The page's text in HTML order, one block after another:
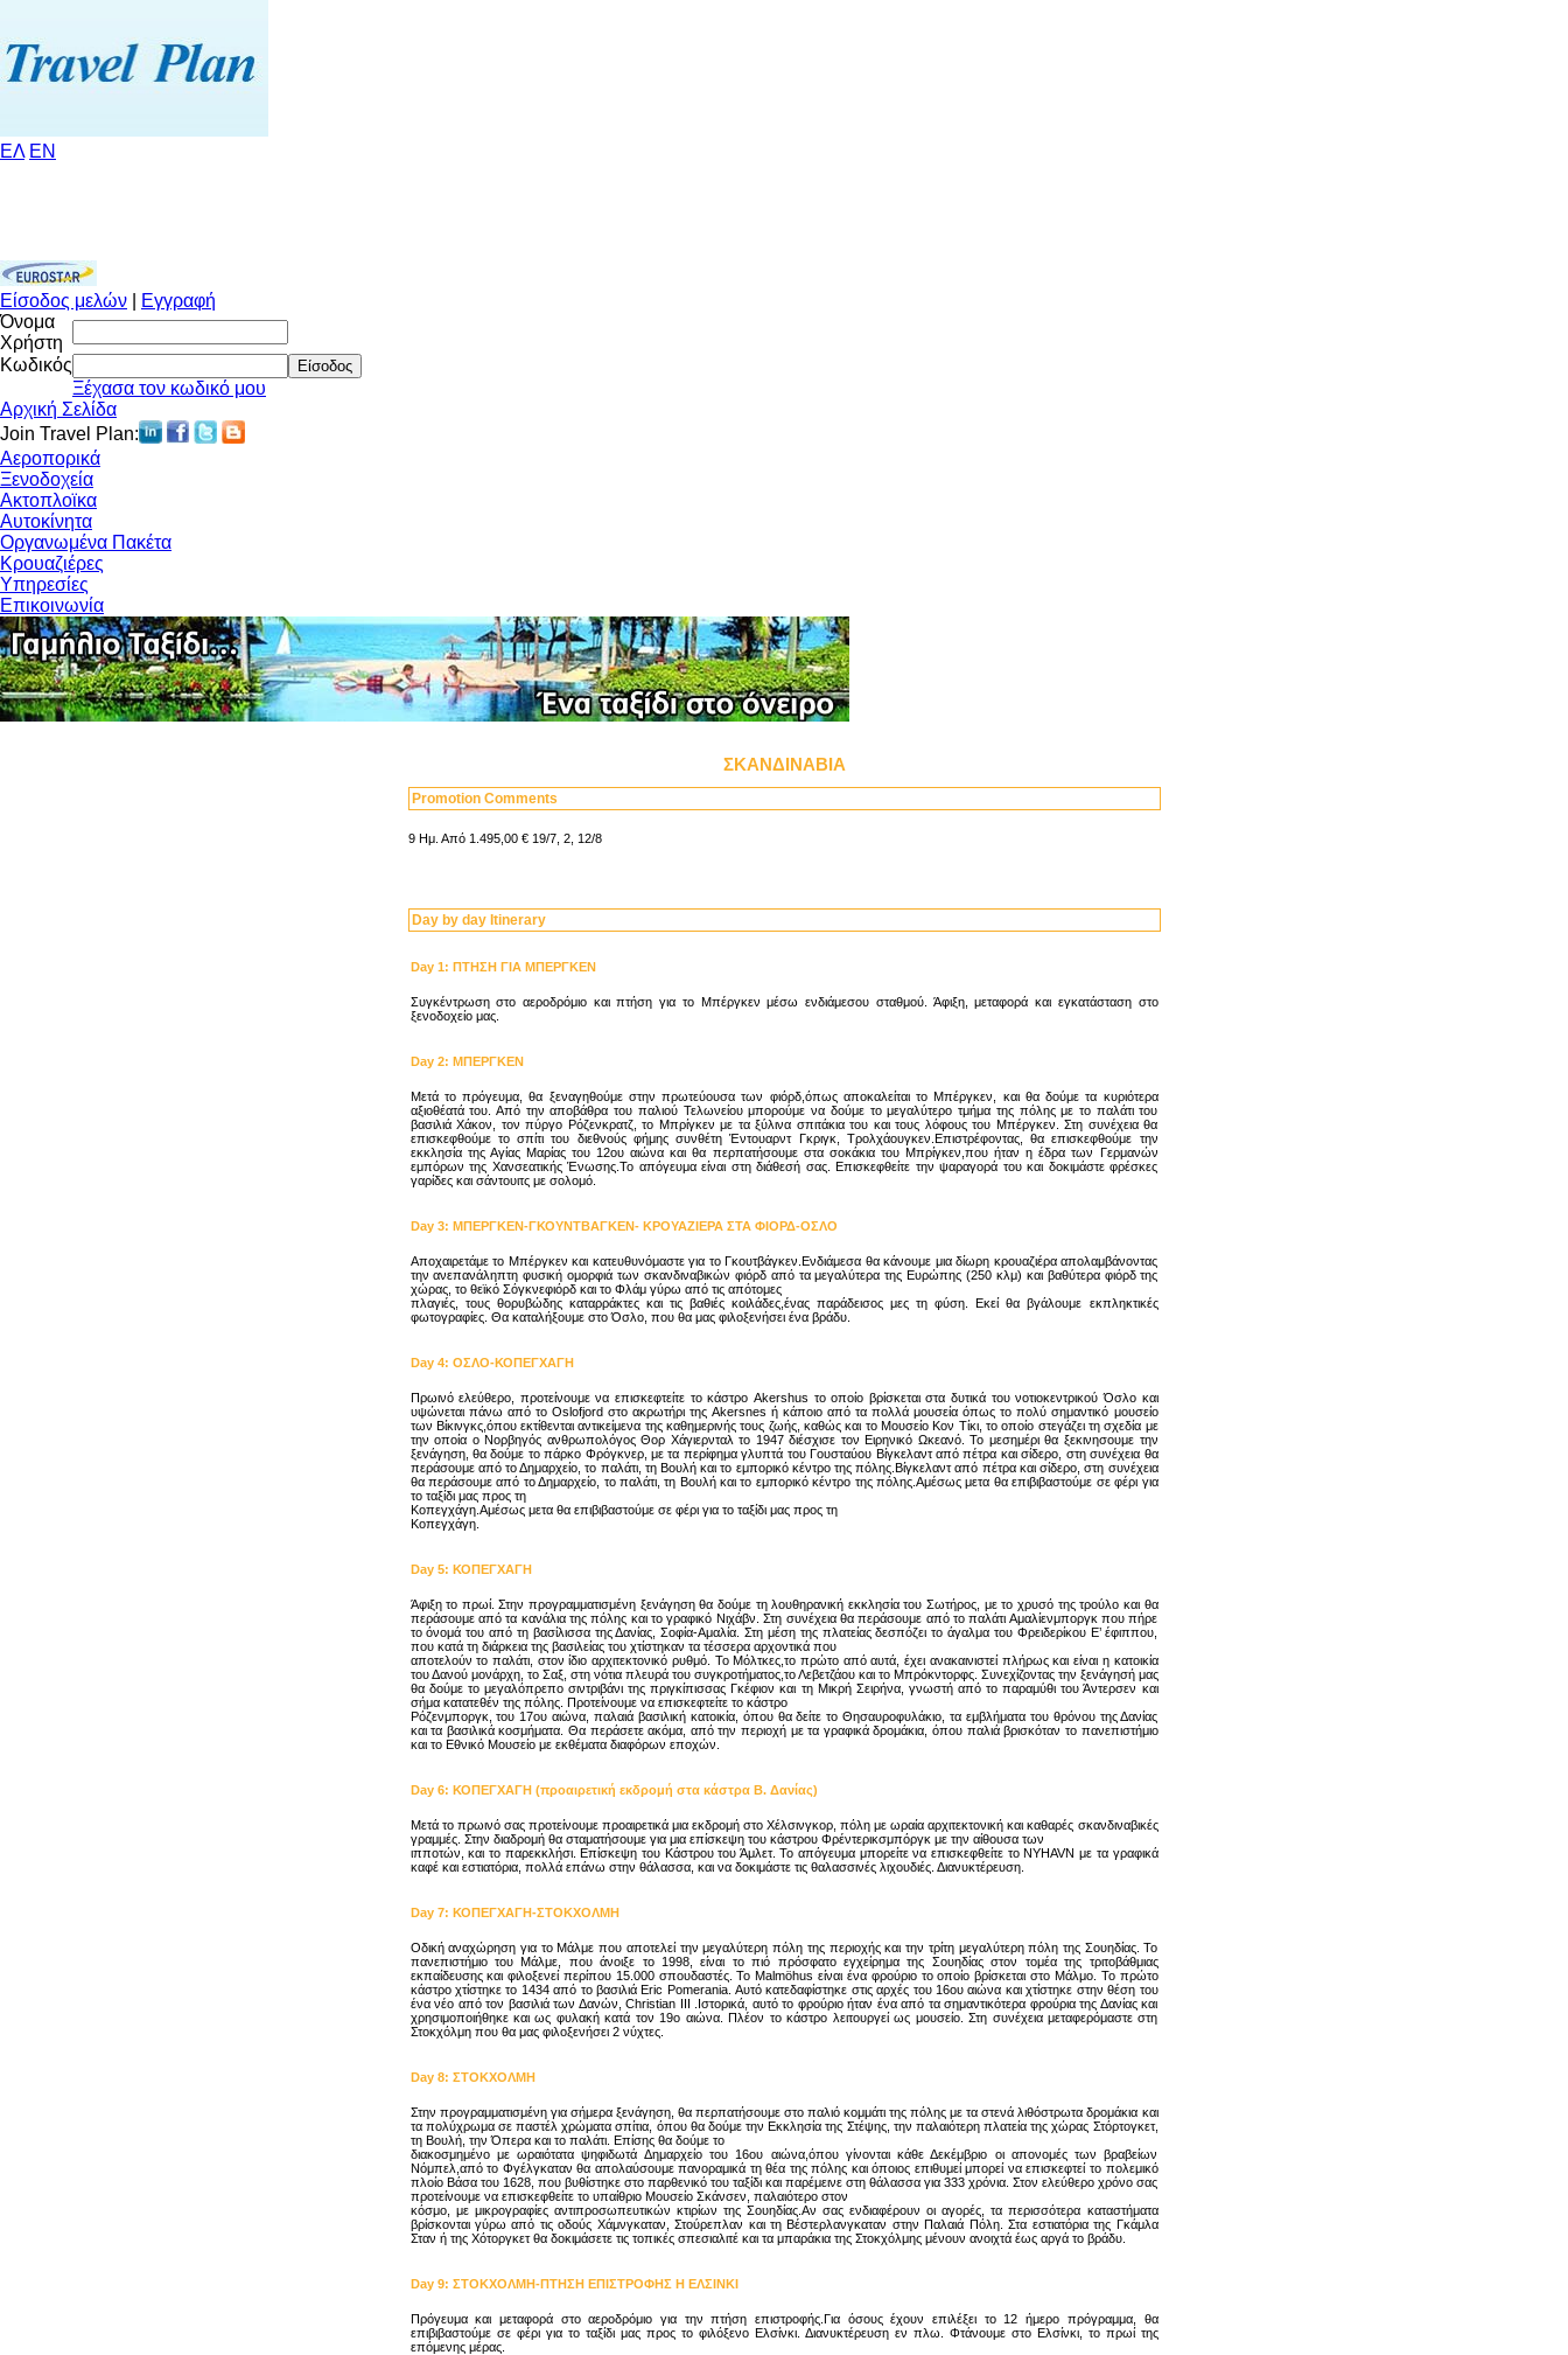
ΕΛ EN
Είσοδος μελών
Εγγραφή
Όνομα
Χρήστη
Κωδικός
Είσοδος
Ξέχασα τον κωδικό μου
Αρχική Σελίδα
Join Travel Plan:
Αεροπορικά
Ξενοδοχεία
Ακτοπλοϊκα
Αυτοκίνητα
Οργανωμένα Πακέτα
Κρουαζιέρες
Υπηρεσίες
Επικοινωνία
ΣΚΑΝΔΙΝΑΒΙΑ
Promotion Comments
9 Ημ. Από 1.495,00 € 19/7, 2, 12/8
Day by day Itinerary
Day 1: ΠΤΗΣΗ ΓΙΑ ΜΠΕΡΓΚΕΝ
Συγκέντρωση στο αεροδρόμιο και πτήση για το Μπέργκεν μέσω ενδιάμεσου σταθμού. Άφιξη, μεταφορά και εγκατάσταση στο
ξενοδοχείο μας.
Day 2: ΜΠΕΡΓΚΕΝ
Μετά το πρόγευμα, θα ξεναγηθούμε στην πρωτεύουσα των φιόρδ,όπως αποκαλείται το Μπέργκεν, και θα δούμε τα κυριότερα
αξιοθέατά του. Από την αποβάθρα του παλιού Τελωνείου μπορούμε να δούμε το μεγαλύτερο τμήμα της πόλης με το παλάτι του
βασιλιά Χάκον, τον πύργο Ρόζενκρατζ, το Μπρίγκεν με τα ξύλινα σπιτάκια του και τους λόφους του Μπέργκεν. Στη συνέχεια θα
επισκεφθούμε το σπίτι του διεθνούς φήμης συνθέτη Έντουαρντ Γκριγκ, Τρολχάουγκεν.Επιστρέφοντας, θα επισκεφθούμε την
εκκλησία της Αγίας Μαρίας του 12ου αιώνα και θα περπατήσουμε στα σοκάκια του Μπρίγκεν,που ήταν η έδρα των Γερμανών
εμπόρων της Χανσεατικής Ένωσης.Το απόγευμα είναι στη διάθεσή σας. Επισκεφθείτε την ψαραγορά του και δοκιμάστε φρέσκες
γαρίδες και σάντουιτς με σολομό.
Day 3: ΜΠΕΡΓΚΕΝ-ΓΚΟΥΝΤΒΑΓΚΕΝ- ΚΡΟΥΑΖΙΕΡΑ ΣΤΑ ΦΙΟΡΔ-ΟΣΛΟ
Αποχαιρετάμε το Μπέργκεν και κατευθυνόμαστε για το Γκουτβάγκεν.Ενδιάμεσα θα κάνουμε μια δίωρη κρουαζιέρα απολαμβάνοντας
την ανεπανάληπτη φυσική ομορφιά των σκανδιναβικών φιόρδ από τα μεγαλύτερα της Ευρώπης (250 κλμ) και βαθύτερα φιόρδ της
χώρας, το θεϊκό Σόγκνεφιόρδ και το Φλάμ γύρω από τις απότομες
πλαγιές, τους θορυβώδης καταρράκτες και τις βαθιές κοιλάδες,ένας παράδεισος μες τη φύση. Εκεί θα βγάλουμε εκπληκτικές
φωτογραφίες. Θα καταλήξουμε στο Όσλο, που θα μας φιλοξενήσει ένα βράδυ.
Day 4: ΟΣΛΟ-ΚΟΠΕΓΧΑΓΗ
Πρωινό ελεύθερο, προτείνουμε να επισκεφτείτε το κάστρο Akershus το οποίο βρίσκεται στα δυτικά του νοτιοκεντρικού Όσλο και
υψώνεται πάνω από το Oslofjord στο ακρωτήρι της Akersnes ή κάποιο από τα πολλά μουσεία όπως το πολύ σημαντικό μουσείο
των Βίκινγκς,όπου εκτίθενται αντικείμενα της καθημερινής τους ζωής, καθώς και το Μουσείο Κον Τίκι, το οποίο στεγάζει τη σχεδία με
την οποία ο Νορβηγός ανθρωπολόγος Θορ Χάγιερνταλ το 1947 διέσχισε τον Ειρηνικό Ωκεανό. Το μεσημέρι θα ξεκινησουμε την
ξενάγηση, θα δούμε το πάρκο Φρόγκνερ, με τα περίφημα γλυπτά του Γουσταύου Βίγκελαντ από πέτρα και σίδερο, στη συνέχεια θα
περάσουμε από το Δημαρχείο, το παλάτι, τη Βουλή και το εμπορικό κέντρο της πόλης.Βίγκελαντ από πέτρα και σίδερο, στη συνέχεια
θα περάσουμε από το Δημαρχείο, το παλάτι, τη Βουλή και το εμπορικό κέντρο της πόλης.Αμέσως μετα θα επιβιβαστούμε σε φέρι για
το ταξίδι μας προς τη
Κοπεγχάγη.Αμέσως μετα θα επιβιβαστούμε σε φέρι για το ταξίδι μας προς τη
Κοπεγχάγη.
Day 5: ΚΟΠΕΓΧΑΓΗ
Άφιξη το πρωί. Στην προγραμματισμένη ξενάγηση θα δούμε τη λουθηρανική εκκλησία του Σωτήρος, με το χρυσό της τρούλο και θα
περάσουμε από τα κανάλια της πόλης και το γραφικό Νιχάβν. Στη συνέχεια θα περάσουμε από το παλάτι Αμαλίενμποργκ που πήρε
το όνομά του από τη βασίλισσα της Δανίας, Σοφία-Αμαλία. Στη μέση της πλατείας δεσπόζει το άγαλμα του Φρειδερίκου Ε’ έφιππου,
που κατά τη διάρκεια της βασιλείας του χτίστηκαν τα τέσσερα αρχοντικά που
αποτελούν το παλάτι, στον ίδιο αρχιτεκτονικό ρυθμό. Το Μόλτκες,το πρώτο από αυτά, έχει ανακαινιστεί πλήρως και είναι η κατοικία
του Δανού μονάρχη, το Σαξ, στη νότια πλευρά του συγκροτήματος,το Λεβετζάου και το Μπρόκντορφς. Συνεχίζοντας την ξενάγησή μας
θα δούμε το μεγαλόπρεπο σιντριβάνι της πριγκίπισσας Γκέφιον και τη Μικρή Σειρήνα, γνωστή από το παραμύθι του Άντερσεν και
σήμα κατατεθέν της πόλης. Προτείνουμε να επισκεφτείτε το κάστρο
Ρόζενμποργκ, του 17ου αιώνα, παλαιά βασιλική κατοικία, όπου θα δείτε το Θησαυροφυλάκιο, τα εμβλήματα του θρόνου της Δανίας
και τα βασιλικά κοσμήματα. Θα περάσετε ακόμα, από την περιοχή με τα γραφικά δρομάκια, όπου παλιά βρισκόταν το πανεπιστήμιο
και το Εθνικό Μουσείο με εκθέματα διαφόρων εποχών.
Day 6: ΚΟΠΕΓΧΑΓΗ (προαιρετική εκδρομή στα κάστρα Β. Δανίας)
Μετά το πρωινό σας προτείνουμε προαιρετικά μια εκδρομή στο Χέλσινγκορ, πόλη με ωραία αρχιτεκτονική και καθαρές σκανδιναβικές
γραμμές. Στην διαδρομή θα σταματήσουμε για μια επίσκεψη του κάστρου Φρέντερικσμπόργκ με την αίθουσα των
ιπποτών, και το παρεκκλήσι. Επίσκεψη του Κάστρου του Άμλετ. Το απόγευμα μπορείτε να επισκεφθείτε το NYHAVN με τα γραφικά
καφέ και εστιατόρια, πολλά επάνω στην θάλασσα, και να δοκιμάστε τις θαλασσινές λιχουδιές. Διανυκτέρευση.
Day 7: ΚΟΠΕΓΧΑΓΗ-ΣΤΟΚΧΟΛΜΗ
Οδική αναχώρηση για το Μάλμε που αποτελεί την μεγαλύτερη πόλη της περιοχής και την τρίτη μεγαλύτερη πόλη της Σουηδίας. Το
πανεπιστήμιο του Μάλμε, που άνοιξε το 1998, είναι το πιό πρόσφατο εγχείρημα της Σουηδίας στον τομέα της τριτοβάθμιας
εκπαίδευσης και φιλοξενεί περίπου 15.000 σπουδαστές. Το Malmöhus είναι ένα φρούριο το οποίο βρίσκεται στο Μάλμο. Το πρώτο
κάστρο χτίστηκε το 1434 από το βασιλιά Eric Pomerania. Αυτό κατεδαφίστηκε στις αρχές του 16ου αιώνα και χτίστηκε στην θέση του
ένα νέο από τον βασιλιά των Δανών, Christian III .Ιστορικά, αυτό το φρούριο ήταν ένα από τα σημαντικότερα φρούρια της Δανίας και
χρησιμοποιήθηκε και ως φυλακή κατά τον 19ο αιώνα. Πλέον το κάστρο λειτουργεί ως μουσείο. Στη συνέχεια μεταφερόμαστε στη
Στοκχόλμη που θα μας φιλοξενήσει 2 νύχτες.
Day 8: ΣΤΟΚΧΟΛΜΗ
Στην προγραμματισμένη για σήμερα ξενάγηση, θα περπατήσουμε στο παλιό κομμάτι της πόλης με τα στενά λιθόστρωτα δρομάκια και
τα πολύχρωμα σε παστέλ χρώματα σπίτια, όπου θα δούμε την Εκκλησία της Στέψης, την παλαιότερη πλατεία της χώρας Στόρτογκετ,
τη Βουλή, την Όπερα και το παλάτι. Επίσης θα δούμε το
διακοσμημένο με ωραιότατα ψηφιδωτά Δημαρχείο του 16ου αιώνα,όπου γίνονται κάθε Δεκέμβριο οι απονομές των βραβείων
Νόμπελ,από το Φγέλγκαταν θα απολαύσουμε πανοραμικά τη θέα της πόλης και όποιος επιθυμεί μπορεί να επισκεφτεί το πολεμικό
πλοίο Βάσα του 1628, που βυθίστηκε στο παρθενικό του ταξίδι και παρέμεινε στη θάλασσα για 333 χρόνια. Στον ελεύθερο χρόνο σας
προτείνουμε να επισκεφθείτε το υπαίθριο Μουσείο Σκάνσεν, παλαιότερο στον
κόσμο, με μικρογραφίες αντιπροσωπευτικών κτιρίων της Σουηδίας.Αν σας ενδιαφέρουν οι αγορές, τα περισσότερα καταστήματα
βρίσκονται γύρω από τις οδούς Χάμνγκαταν, Στούρεπλαν και τη Βέστερλανγκαταν στην Παλαιά Πόλη. Στα εστιατόρια της Γκάμλα
Σταν ή της Χότοργκετ θα δοκιμάσετε τις τοπικές σπεσιαλιτέ και τα μπαράκια της Στοκχόλμης μένουν ανοιχτά έως αργά το βράδυ.
Day 9: ΣΤΟΚΧΟΛΜΗ-ΠΤΗΣΗ ΕΠΙΣΤΡΟΦΗΣ Η ΕΛΣΙΝΚΙ
Πρόγευμα και μεταφορά στο αεροδρόμιο για την πτήση επιστροφής.Για όσους έχουν επιλέξει το 12 ήμερο πρόγραμμα, θα
επιβιβαστούμε σε φέρι για το ταξίδι μας προς το φιλόξενο Ελσίνκι. Διανυκτέρευση εν πλω. Φτάνουμε στο Ελσίνκι, το πρωί της
επόμενης μέρας.